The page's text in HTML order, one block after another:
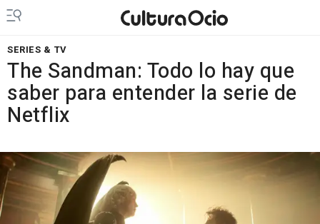
SERIES & TV
The Sandman: Todo lo hay que
saber para entender la serie de
Netflix